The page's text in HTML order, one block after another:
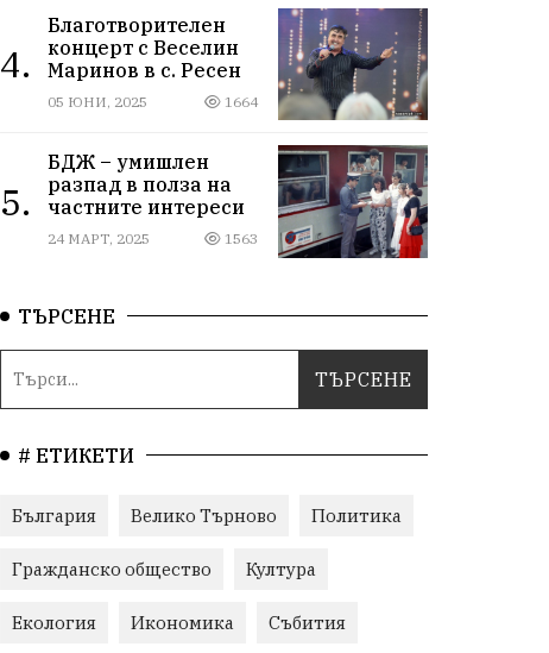
4.
Благотворителен
концерт с Веселин
Маринов в с. Ресен
05 ЮНИ, 2025 1664
5.
БДЖ – умишлен
разпад в полза на
частните интереси
24 МАРТ, 2025 1563
ТЪРСЕНЕ
# ЕТИКЕТИ
България Велико Търново Политика
Гражданско общество Култура
Екология Икономика Събития